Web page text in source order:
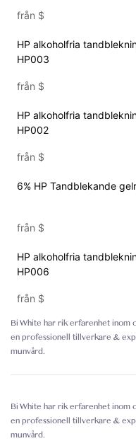
från $
HP alkoholfria
HP003
från $
HP alkoholfria
HP002
från $
6% HP Tandblekande
från $
HP alkoholfria
HP006
från $
Bi White har rik erfarenhet inom
en professionell tillverkare &
munvård.
Bi White har rik erfarenhet inom
en professionell tillverkare &
munvård.